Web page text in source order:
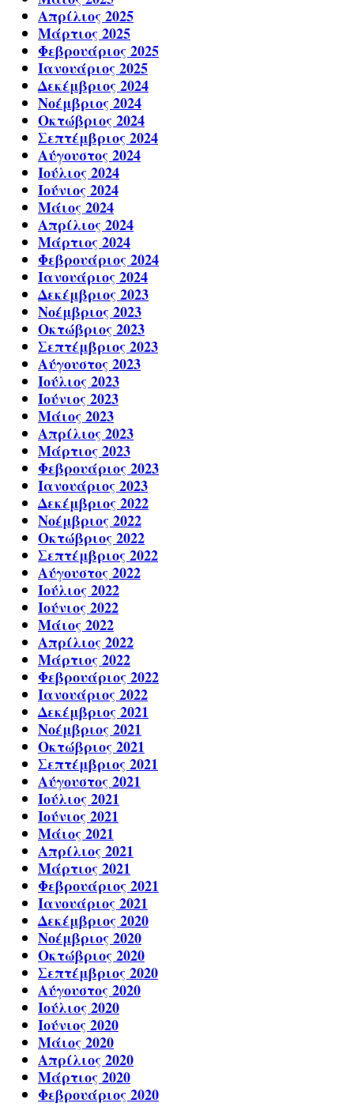
Απρίλιος 2025
Μάρτιος 2025
Φεβρουάριος 2025
Ιανουάριος 2025
Δεκέμβριος 2024
Νοέμβριος 2024
Οκτώβριος 2024
Σεπτέμβριος 2024
Αύγουστος 2024
Ιούλιος 2024
Ιούνιος 2024
Μάιος 2024
Απρίλιος 2024
Μάρτιος 2024
Φεβρουάριος 2024
Ιανουάριος 2024
Δεκέμβριος 2023
Νοέμβριος 2023
Οκτώβριος 2023
Σεπτέμβριος 2023
Αύγουστος 2023
Ιούλιος 2023
Ιούνιος 2023
Μάιος 2023
Απρίλιος 2023
Μάρτιος 2023
Φεβρουάριος 2023
Ιανουάριος 2023
Δεκέμβριος 2022
Νοέμβριος 2022
Οκτώβριος 2022
Σεπτέμβριος 2022
Αύγουστος 2022
Ιούλιος 2022
Ιούνιος 2022
Μάιος 2022
Απρίλιος 2022
Μάρτιος 2022
Φεβρουάριος 2022
Ιανουάριος 2022
Δεκέμβριος 2021
Νοέμβριος 2021
Οκτώβριος 2021
Σεπτέμβριος 2021
Αύγουστος 2021
Ιούλιος 2021
Ιούνιος 2021
Μάιος 2021
Απρίλιος 2021
Μάρτιος 2021
Φεβρουάριος 2021
Ιανουάριος 2021
Δεκέμβριος 2020
Νοέμβριος 2020
Οκτώβριος 2020
Σεπτέμβριος 2020
Αύγουστος 2020
Ιούλιος 2020
Ιούνιος 2020
Μάιος 2020
Απρίλιος 2020
Μάρτιος 2020
Φεβρουάριος 2020